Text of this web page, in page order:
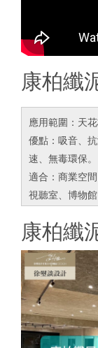
康柏纖
應用範圍：天
優點：吸音、
速、無毒環保。
適合：商業空
視聽室、博物
康柏纖